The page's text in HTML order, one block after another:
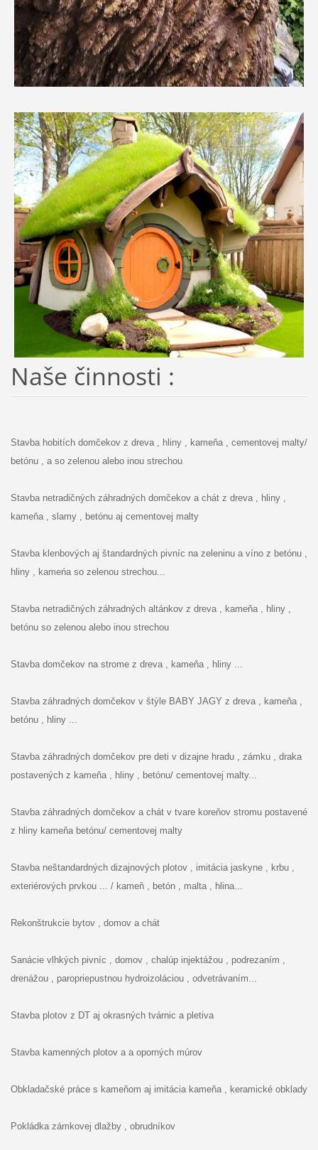
Naše činnosti :
Stavba hobitích domčekov z dreva , hliny , kameňa , cementovej malty/
betónu , a so zelenou alebo inou strechou
Stavba netradičných záhradných domčekov a chát z dreva , hliny ,
kameňa , slamy , betónu aj cementovej malty
Stavba klenbových aj štandardných pivníc na zeleninu a víno z betónu ,
hliny , kameńa so zelenou strechou...
Stavba netradičných záhradných altánkov z dreva , kameňa , hliny ,
betónu so zelenou alebo inou strechou
Stavba domčekov na strome z dreva , kameňa , hliny ...
Stavba záhradných domčekov v štýle BABY JAGY z dreva , kameňa ,
betónu , hliny ...
Stavba záhradných domčekov pre deti v dizajne hradu , zámku , draka
postavených z kameňa , hliny , betónu/ cementovej malty...
Stavba záhradných domčekov a chát v tvare koreňov stromu postavené
z hliny kameňa betónu/ cementovej malty
Stavba neštandardných dizajnových plotov , imitácia jaskyne , krbu ,
exteriérových prvkou ... / kameň , betón , malta , hlina...
Rekonštrukcie bytov , domov a chát
Sanácie vlhkých pivníc , domov , chalúp injektážou , podrezaním ,
drenážou , paropriepustnou hydroizoláciou , odvetrávaním...
Stavba plotov z DT aj okrasných tvárnic a pletiva
Stavba kamenných plotov a a oporných múrov
Obkladačské práce s kameňom aj imitácia kameňa , keramické obklady
Pokládka zámkovej dlažby , obrudníkov